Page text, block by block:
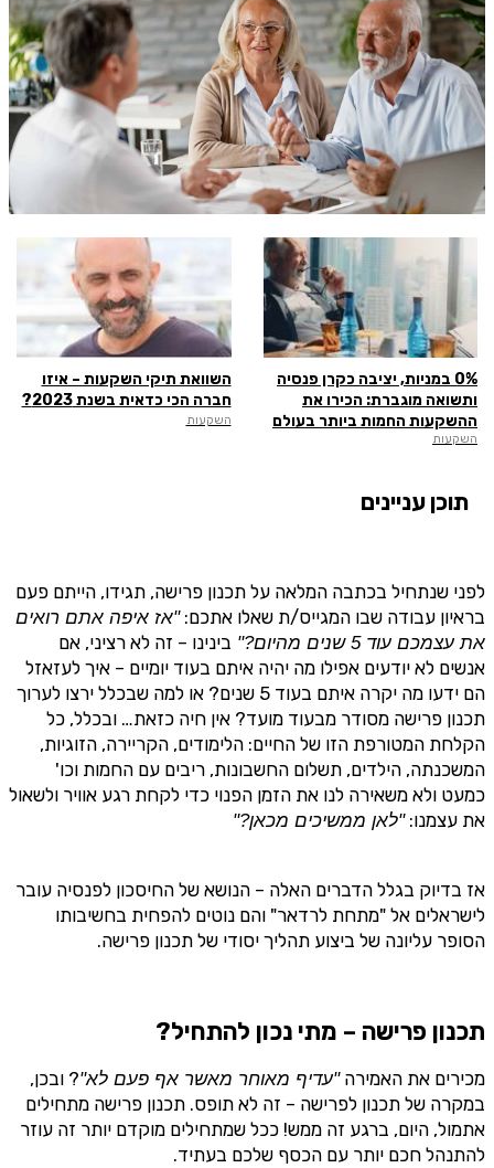
0% במניות, יציבה כקרן פנסיה
ותשואה מוגברת: הכירו את
ההשקעות החמות ביותר בעולם
השקעות
השוואת תיקי השקעות – איזו
חברה הכי כדאית בשנת 2023?
השקעות
תוכן עניינים
לפני שנתחיל בכתבה המלאה על תכנון פרישה, תגידו, הייתם פעם
בראיון עבודה שבו המגייס/ת שאלו אתכם:"אז איפה אתם רואים
את עצמכם עוד 5 שנים מהיום?"
בינינו – זה לא רציני, אם
אנשים לא יודעים אפילו מה יהיה איתם בעוד יומיים – איך לעזאזל
הם ידעו מה יקרה איתם בעוד 5 שנים? או למה שבכלל ירצו לערוך
תכנון פרישה מסודר מבעוד מועד? אין חיה כזאת… ובכלל, כל
הקלחת המטורפת הזו של החיים: הלימודים, הקריירה, הזוגיות,
המשכנתה, הילדים, תשלום החשבונות, ריבים עם החמות וכו'
כמעט ולא משאירה לנו את הזמן הפנוי כדי לקחת רגע אוויר ולשאול
את עצמנו:"לאן ממשיכים מכאן?"
אז בדיוק בגלל הדברים האלה – הנושא של החיסכון לפנסיה עובר
לישראלים אל "מתחת לרדאר" והם נוטים להפחית בחשיבותו
הסופר עליונה של ביצוע תהליך יסודי של תכנון פרישה.
תכנון פרישה – מתי נכון להתחיל?
מכירים את האמירה"עדיף מאוחר מאשר אף פעם לא"? ובכן,
במקרה של תכנון לפרישה – זה לא תופס. תכנון פרישה מתחילים
אתמול, היום, ברגע זה ממש! ככל שמתחילים מוקדם יותר זה עוזר
להתנהל חכם יותר עם הכסף שלכם בעתיד.
שליחה